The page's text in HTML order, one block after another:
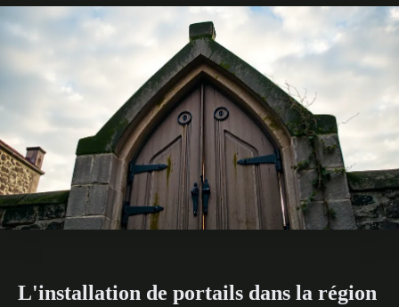
L'installation de portails dans la région